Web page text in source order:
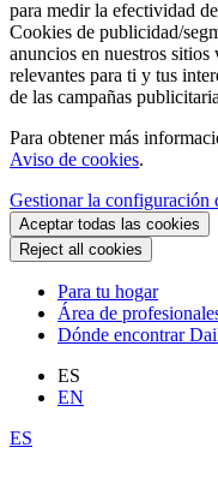
para medir la efectividad
Cookies de publicidad/
anuncios en nuestros
relevantes para ti y tus
de las campañas
Para obtener más
Aviso de cookies.
Gestionar la configuración
Aceptar todas las cookies
Reject all cookies
Para tu hogar
Área de
Dónde encontrar
ES
EN
ES